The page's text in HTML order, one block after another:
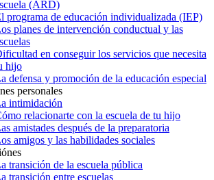
(ARD)
programa de educación individualizada (IEP)
planes de intervención conductual y las
en conseguir los servicios que necesita
hijo
defensa y promoción de la educación especial
personales
intimidación
relacionarte con la escuela de tu hijo
amistades después de la preparatoria
amigos y las habilidades sociales
transición de la escuela pública
transición entre escuelas